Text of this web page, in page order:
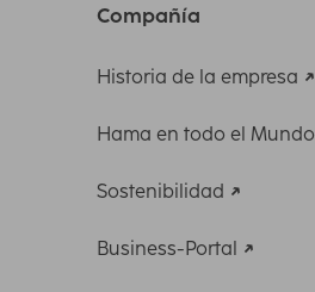
Compañía
Historia de la empresa
Hama en todo el Mundo
Sostenibilidad
Business-Portal